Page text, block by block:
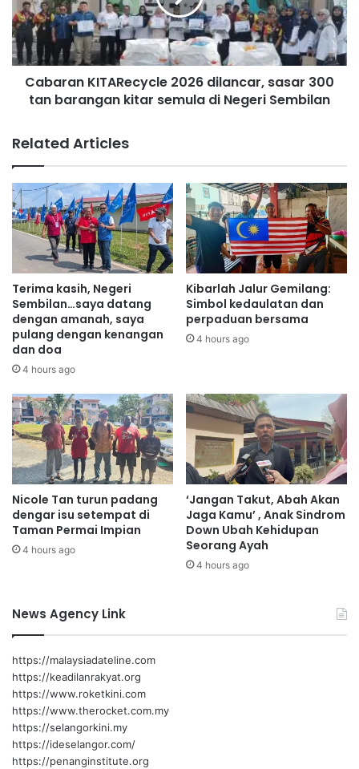
Kesihatan
P
a
n
t
n
j
u
n
g
G
k
c
e
t
u
k
e
b
m
b
a
n
g
a
a
n
K
I
c
y
c
l
e
2
6
d
i
l
a
n
a
r
,
s
a
s
a
r
3
0
n
b
a
r
a
n
g
a
n
Cabaran KITARecycle 2026 dilancar, sasar 300
tan barangan kitar semula di Negeri Sembilan
Related Articles
Terima kasih, Negeri
Sembilan…saya datang
dengan amanah, saya
pulang dengan kenangan
dan doa
4 hours ago
Kibarlah Jalur Gemilang:
Simbol kedaulatan dan
perpaduan bersama
4 hours ago
Nicole Tan turun padang
dengar isu setempat di
Taman Permai Impian
4 hours ago
‘Jangan Takut, Abah Akan
Jaga Kamu’ , Anak Sindrom
Down Ubah Kehidupan
Seorang Ayah
4 hours ago
News Agency Link
https://malaysiadateline.com
https://keadilanrakyat.org
https://www.roketkini.com
https://www.therocket.com.my
https://selangorkini.my
https://ideselangor.com/
https://penanginstitute.org